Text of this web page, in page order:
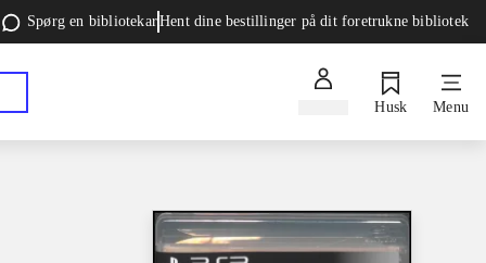
Spørg en bibliotekarHent dine bestillinger på dit foretrukne bibliotek
Husk Menu